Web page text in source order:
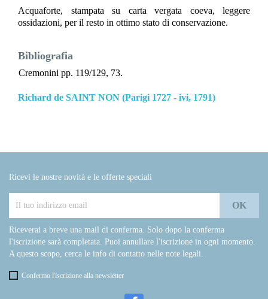
Acquaforte, stampata su carta vergata coeva, leggere
ossidazioni, per il resto in ottimo stato di conservazione.
Bibliografia
Cremonini pp. 119/129, 73.
Richard de SAINT NON (Parigi 1727 - ivi, 1791)
Ricevi le nostre novità e le offerte speciali
Riceverai a breve una mail di conferma. Solo dopo la conferma
l'iscrizione sarà completata. Puoi annullare l'iscrizione in ogni momento.
A questo scopo, cerca le info di contatto nelle note legali.
Confermo l'iscrizione alla newsletter